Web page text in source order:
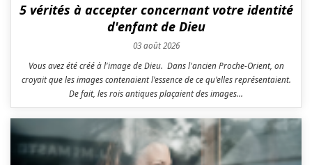
5 vérités à accepter concernant votre identité
d'enfant de Dieu
03 août 2026
Vous avez été créé à l'image de Dieu. Dans l'ancien Proche-Orient, on
croyait que les images contenaient l'essence de ce qu'elles représentaient.
De fait, les rois antiques plaçaient des images...